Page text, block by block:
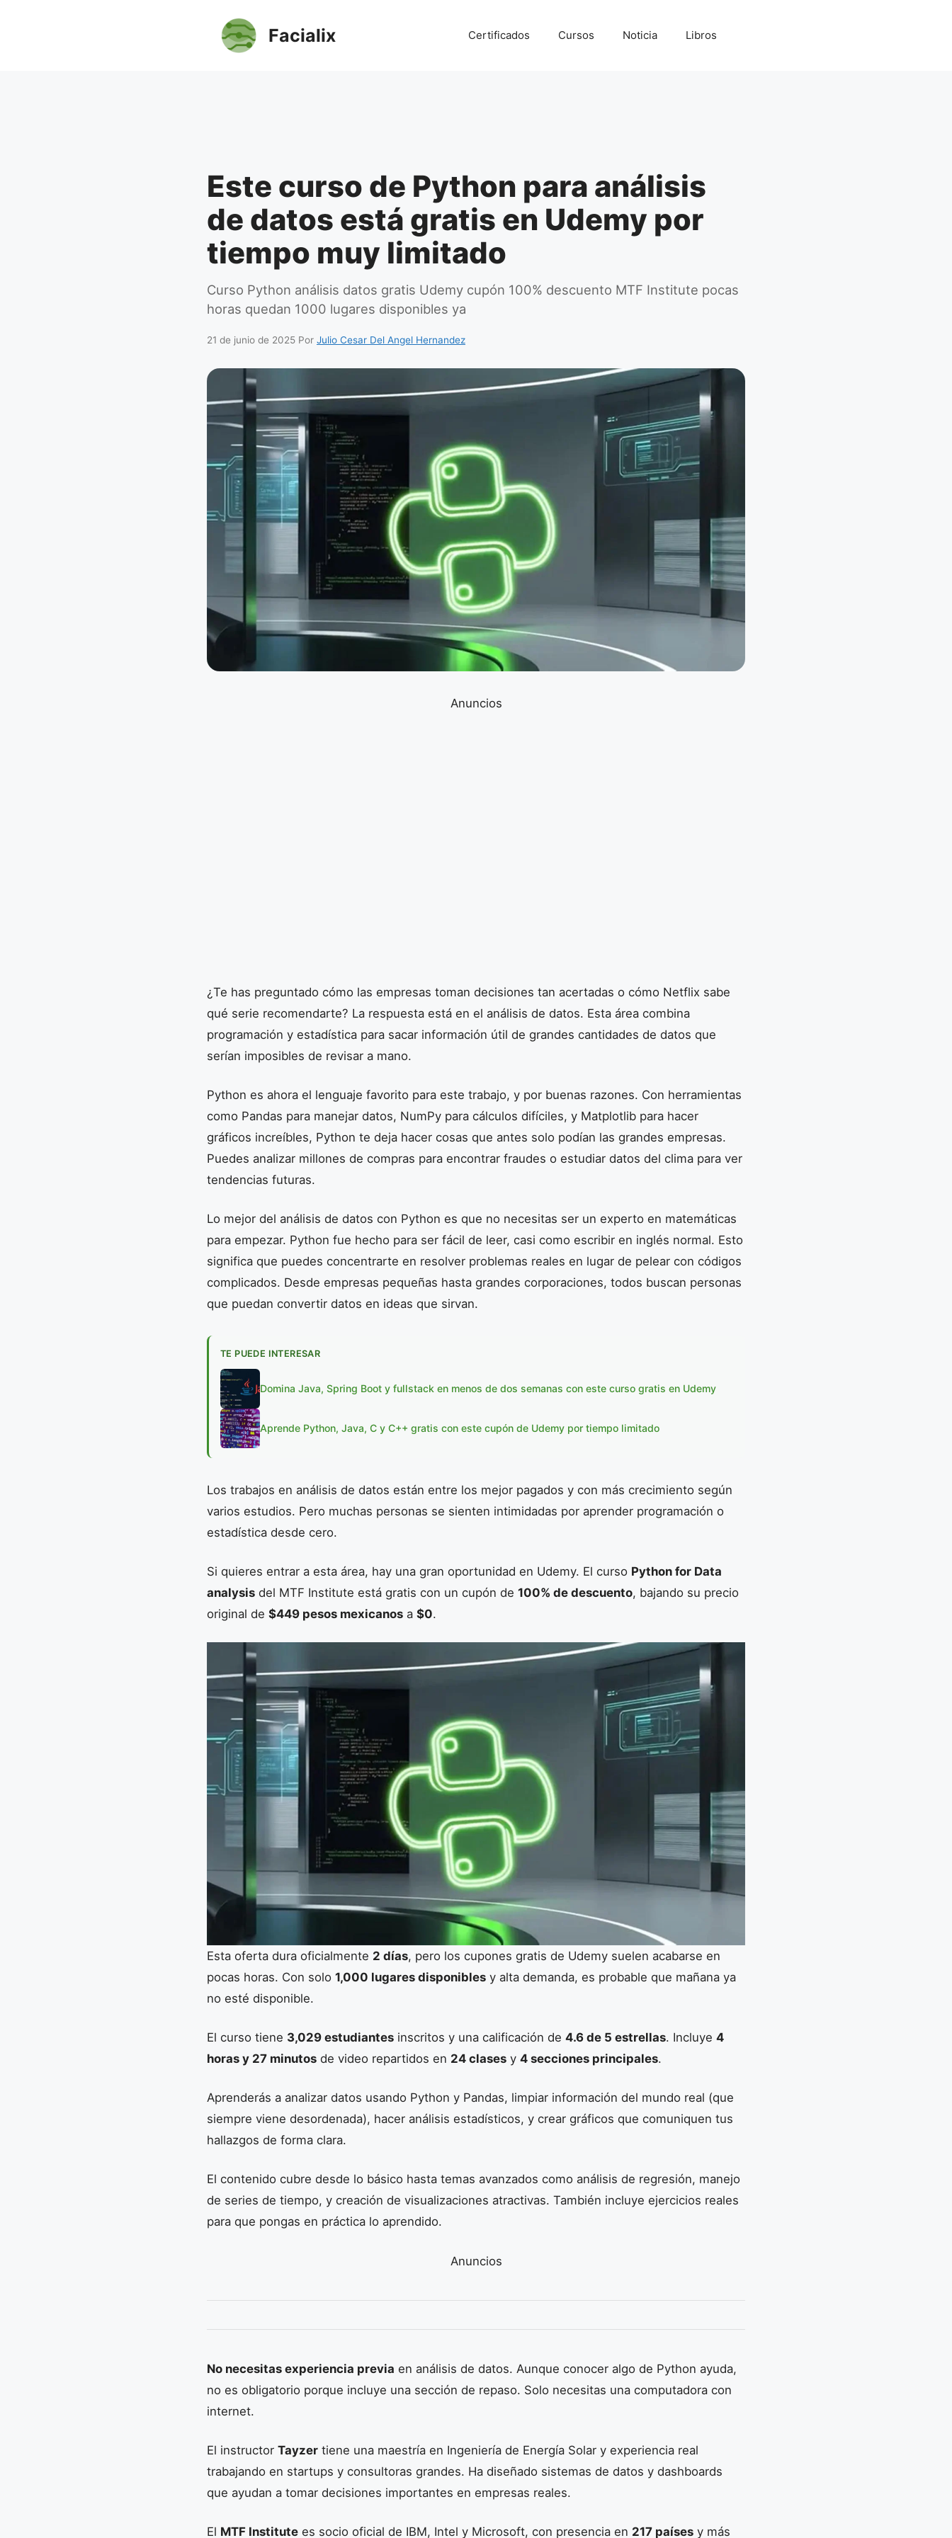
Facialix Certificados Cursos Noticia Libros
Este curso de Python para análisis
de datos está gratis en Udemy por
tiempo muy limitado
Curso Python análisis datos gratis Udemy cupón 100% descuento MTF Institute pocas
horas quedan 1000 lugares disponibles ya
21 de junio de 2025 Por Julio Cesar Del Angel Hernandez
Anuncios
¿Te has preguntado cómo las empresas toman decisiones tan acertadas o cómo Netflix sabe
qué serie recomendarte? La respuesta está en el análisis de datos. Esta área combina
programación y estadística para sacar información útil de grandes cantidades de datos que
serían imposibles de revisar a mano.
Python es ahora el lenguaje favorito para este trabajo, y por buenas razones. Con herramientas
como Pandas para manejar datos, NumPy para cálculos difíciles, y Matplotlib para hacer
gráficos increíbles, Python te deja hacer cosas que antes solo podían las grandes empresas.
Puedes analizar millones de compras para encontrar fraudes o estudiar datos del clima para ver
tendencias futuras.
Lo mejor del análisis de datos con Python es que no necesitas ser un experto en matemáticas
para empezar. Python fue hecho para ser fácil de leer, casi como escribir en inglés normal. Esto
significa que puedes concentrarte en resolver problemas reales en lugar de pelear con códigos
complicados. Desde empresas pequeñas hasta grandes corporaciones, todos buscan personas
que puedan convertir datos en ideas que sirvan.
TE PUEDE INTERESAR
Domina Java, Spring Boot y fullstack en menos de dos semanas con este curso gratis en Udemy
Aprende Python, Java, C y C++ gratis con este cupón de Udemy por tiempo limitado
Los trabajos en análisis de datos están entre los mejor pagados y con más crecimiento según
varios estudios. Pero muchas personas se sienten intimidadas por aprender programación o
estadística desde cero.
Si quieres entrar a esta área, hay una gran oportunidad en Udemy. El curso Python for Data
analysis del MTF Institute está gratis con un cupón de 100% de descuento, bajando su precio
original de $449 pesos mexicanos a $0.
Esta oferta dura oficialmente 2 días, pero los cupones gratis de Udemy suelen acabarse en
pocas horas. Con solo 1,000 lugares disponibles y alta demanda, es probable que mañana ya
no esté disponible.
El curso tiene 3,029 estudiantes inscritos y una calificación de 4.6 de 5 estrellas. Incluye 4
horas y 27 minutos de video repartidos en 24 clases y 4 secciones principales.
Aprenderás a analizar datos usando Python y Pandas, limpiar información del mundo real (que
siempre viene desordenada), hacer análisis estadísticos, y crear gráficos que comuniquen tus
hallazgos de forma clara.
El contenido cubre desde lo básico hasta temas avanzados como análisis de regresión, manejo
de series de tiempo, y creación de visualizaciones atractivas. También incluye ejercicios reales
para que pongas en práctica lo aprendido.
Anuncios
No necesitas experiencia previa en análisis de datos. Aunque conocer algo de Python ayuda,
no es obligatorio porque incluye una sección de repaso. Solo necesitas una computadora con
internet.
El instructor Tayzer tiene una maestría en Ingeniería de Energía Solar y experiencia real
trabajando en startups y consultoras grandes. Ha diseñado sistemas de datos y dashboards
que ayudan a tomar decisiones importantes en empresas reales.
El MTF Institute es socio oficial de IBM, Intel y Microsoft, con presencia en 217 países y más